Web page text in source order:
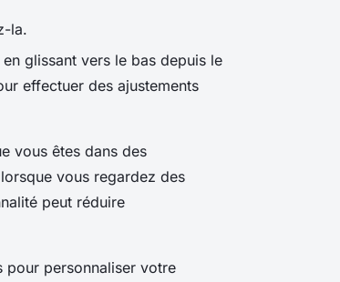
la.
en glissant vers le bas depuis le
effectuer des ajustements
vous êtes dans des
vous regardez des
peut réduire
pour personnaliser votre